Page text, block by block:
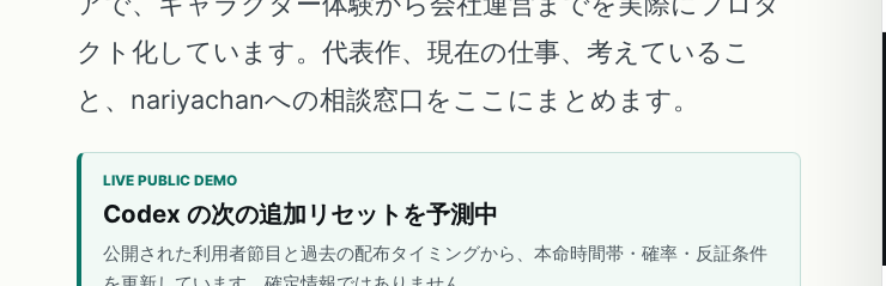
クト化しています。代表作、現在の仕事、考えているこ
と、nariyachanへの相談窓口をここにまとめます。
LIVE PUBLIC DEMO
Codex の次の追加リセットを予測中
公開された利用者節目と過去の配布タイミングから、本命時間帯・確率・反証条件